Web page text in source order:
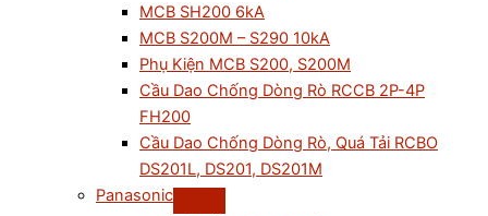
MCB SH200 6kA
MCB S200M – S290 10kA
Phụ Kiện MCB S200, S200M
Cầu Dao Chống Dòng Rò RCCB 2P-4P
FH200
Cầu Dao Chống Dòng Rò, Quá Tải RCBO
DS201L, DS201, DS201M
Panasonic